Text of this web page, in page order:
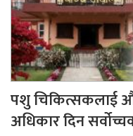
पशु चिकित्सकलाई
अधिकार दिन